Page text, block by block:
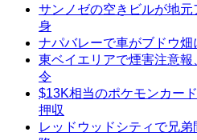
サンノゼの空きビルが地
身
ナパバレーで車がブドウ
東ベイエリアで煙害注意
令
$13K相当のポケモンカー
押収
レッドウッドシティで兄